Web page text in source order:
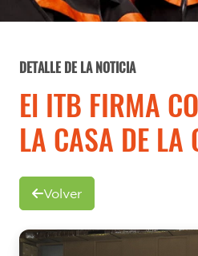
DETALLE DE LA NOTICIA
El ITB FIRMA
LA CASA DE LA
Volver